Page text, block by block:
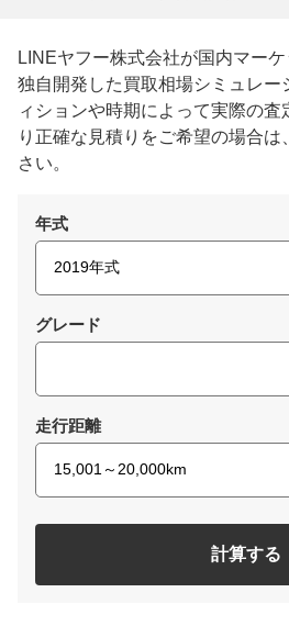
LINEヤフー株式会社が国内マー
独自開発した買取相場シミュレー
ィションや時期によって実際の査
り正確な見積りをご希望の場合
さい。
年式
グレード
走行距離
計算する